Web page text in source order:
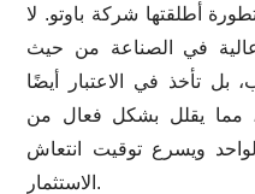
أطلقتها شركة باوتو. لا
في الصناعة من حيث
بل تأخذ في الاعتبار أيضًا
مما يقلل بشكل فعال من
ويسرع توقيت انتعاش
الاستثمار.